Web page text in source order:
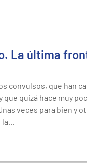
La última
convulsos, que han
que quizá hace muy
veces para bien y